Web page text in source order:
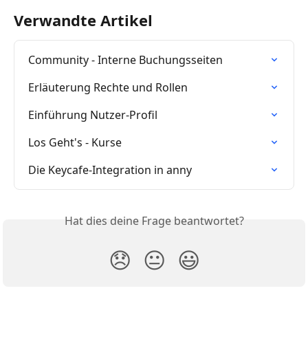
Verwandte Artikel
Community - Interne Buchungsseiten
Erläuterung Rechte und Rollen
Einführung Nutzer-Profil
Los Geht's - Kurse
Die Keycafe-Integration in anny
Hat dies deine Frage beantwortet?
😞 😐 😃